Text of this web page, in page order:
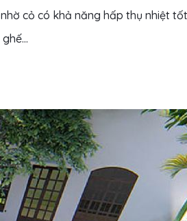
cỏ có khả năng hấp thụ nhiệt tốt